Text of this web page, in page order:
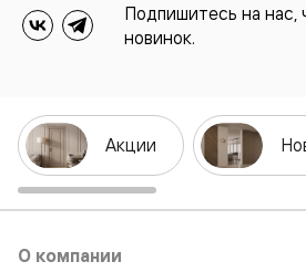
Подпишитесь на нас,
новинок.
Акции
О компании